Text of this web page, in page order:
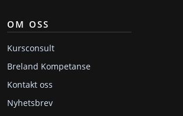
OM OSS
Kursconsult
Breland Kompetanse
Kontakt oss
Nyhetsbrev